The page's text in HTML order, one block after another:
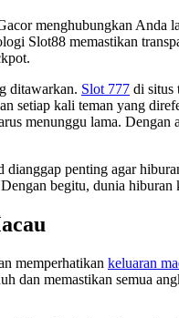
menghubungkan Anda
Slot88 memastikan
ditawarkan. Slot 777 di situs
kali teman yang
menunggu lama.
penting agar
begitu, dunia
memperhatikan keluaran
dan memastikan semua